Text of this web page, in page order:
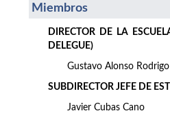
Miembros
DIRECTOR DE LA
DELEGUE)
Gustavo Alonso Rodrigo
SUBDIRECTOR JEFE DE
Javier Cubas Cano